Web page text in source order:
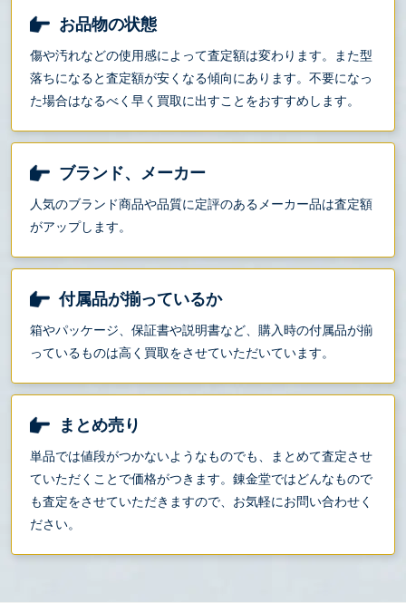
お品物の状態
傷や汚れなどの使用感によって査定額は変わります。また型
落ちになると査定額が安くなる傾向にあります。不要になっ
た場合はなるべく早く買取に出すことをおすすめします。
ブランド、メーカー
人気のブランド商品や品質に定評のあるメーカー品は査定額
がアップします。
付属品が揃っているか
箱やパッケージ、保証書や説明書など、購入時の付属品が揃
っているものは高く買取をさせていただいています。
まとめ売り
単品では値段がつかないようなものでも、まとめて査定させ
ていただくことで価格がつきます。錬金堂ではどんなもので
も査定をさせていただきますので、お気軽にお問い合わせく
ださい。